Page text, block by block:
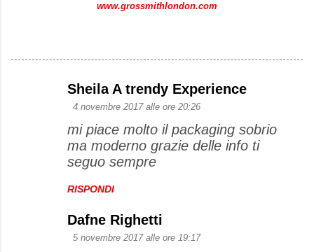
www.grossmithlondon.com
Sheila A trendy Experience
4 novembre 2017 alle ore 20:26
mi piace molto il packaging sobrio
ma moderno grazie delle info ti
seguo sempre
RISPONDI
Dafne Righetti
5 novembre 2017 alle ore 19:17